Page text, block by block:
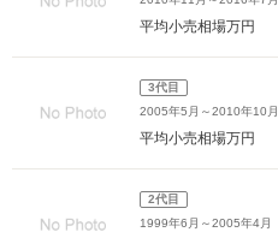
平均小売相場万円
3代目
2005年5月～2010年10月
平均小売相場万円
2代目
1999年6月～2005年4月